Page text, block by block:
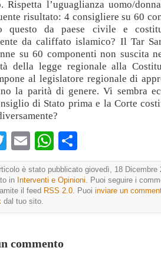
Rispetta l’uguaglianza uomo/
risultato: 4 consigliere su 60
questo da paese civile e
da califfato islamico? Il Tar
su 60 componenti non suscita
della legge regionale alla
al legislatore regionale di
la parità di genere. Vi sembra
di Stato prima e la Corte
Twitter
EmailWhatsApp
è stato pubblicato giovedì, 18 Dicembre
in Interventi e Opinioni . Puoi seguire i
il feed RSS 2.0 . Puoi inviare un
dal tuo sito.
commento